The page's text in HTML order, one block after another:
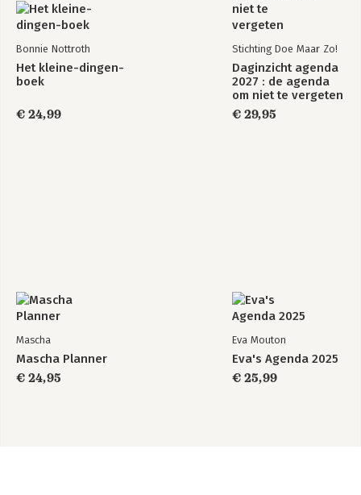
Bonnie Nottroth
Het kleine-dingen-
boek
€ 24,99
Stichting Doe Maar Zo!
Daginzicht agenda
2027 : de agenda
om niet te vergeten
€ 29,95
Mascha
Mascha Planner
€ 24,95
Eva Mouton
Eva's Agenda 2025
€ 25,99